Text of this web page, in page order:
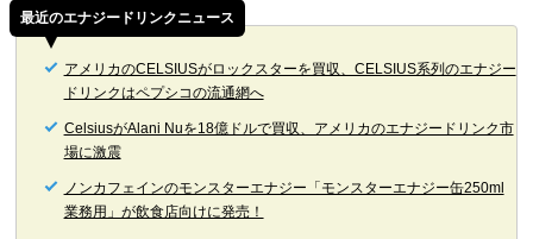
最近のエナジードリンクニュース
アメリカのCELSIUSがロックスターを買収、CELSIUS系列のエナジー
ドリンクはペプシコの流通網へ
CelsiusがAlani Nuを18億ドルで買収、アメリカのエナジードリンク市
場に激震
ノンカフェインのモンスターエナジー「モンスターエナジー缶250ml
業務用」が飲食店向けに発売！